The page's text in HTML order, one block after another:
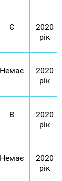
Є
2020
рік
Немає
2020
рік
Є
2020
рік
Немає
2020
рік